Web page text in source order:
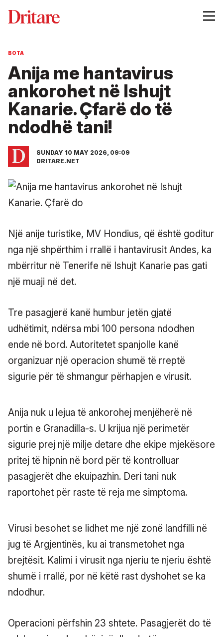
BOTA
Anija me hantavirus
ankorohet në Ishujt
Kanarie. Çfarë do të
ndodhë tani!
SUNDAY 10 MAY 2026, 09:09
DRITARE.NET
Një anije turistike, MV Hondius, që është goditur
nga një shpërthim i rrallë i hantavirusit Andes, ka
mbërritur në Tenerife në Ishujt Kanarie pas gati
një muaji në det.
Tre pasagjerë kanë humbur jetën gjatë
udhëtimit, ndërsa mbi 100 persona ndodhen
ende në bord. Autoritetet spanjolle kanë
organizuar një operacion shumë të rreptë
sigurie për të shmangur përhapjen e virusit.
Anija nuk u lejua të ankorohej menjëherë në
portin e Granadilla-s. U krijua një perimetër
sigurie prej një milje detare dhe ekipe mjekësore
pritej të hipnin në bord për të kontrolluar
pasagjerët dhe ekuipazhin. Deri tani nuk
raportohet për raste të reja me simptoma.
Virusi besohet se lidhet me një zonë landfilli në
jug të Argjentinës, ku ai transmetohet nga
brejtësit. Kalimi i virusit nga njeriu te njeriu është
shumë i rrallë, por në këtë rast dyshohet se ka
ndodhur.
Operacioni përfshin 23 shtete. Pasagjerët do të